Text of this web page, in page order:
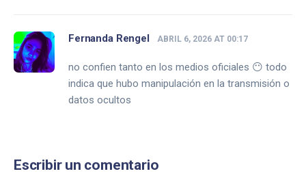
Fernanda Rengel ABRIL 6, 2026 AT 00:17
no confien tanto en los medios oficiales 😶 todo
indica que hubo manipulación en la transmisión o
datos ocultos
Escribir un comentario